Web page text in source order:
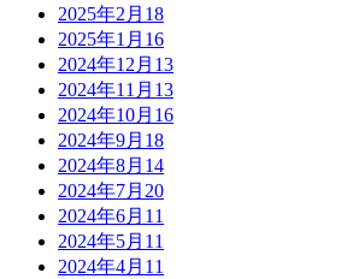
2025年2月 18
2025年1月 16
2024年12月 13
2024年11月 13
2024年10月 16
2024年9月 18
2024年8月 14
2024年7月 20
2024年6月 11
2024年5月 11
2024年4月 11